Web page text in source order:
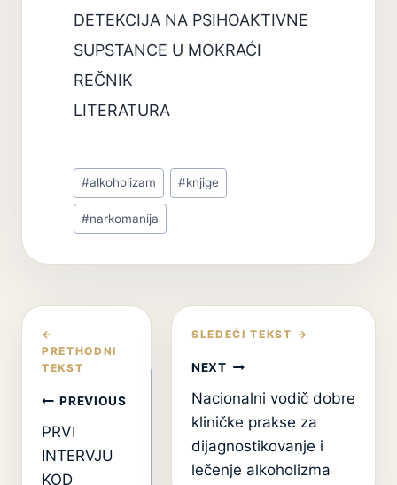
DETEKCIJA NA PSIHOAKTIVNE
SUPSTANCE U MOKRAĆI
REČNIK
LITERATURA
Post
Tags:
#alkoholizam #knjige
#narkomanija
Кретање
чланка
PREVIOUS
PRVI
INTERVJU
KOD
NEXT
Nacionalni vodič dobre
kliničke prakse za
dijagnostikovanje i
lečenje alkoholizma